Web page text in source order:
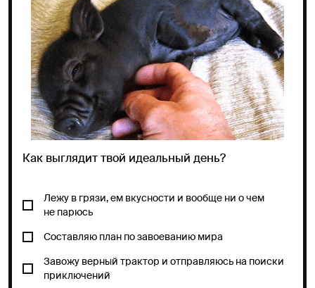
Как выглядит твой идеальный день?
Лежу в грязи, ем вкусности и вообще ни о чем
не парюсь
Составляю план по завоеванию мира
Завожу верный трактор и отправляюсь на поиски
приключений